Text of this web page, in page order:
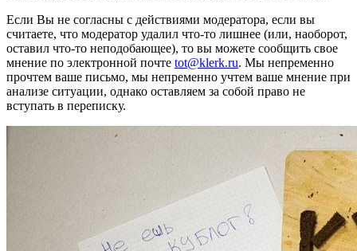
Если Вы не согласны с действиями модератора, если вы
считаете, что модератор удалил что-то лишнее (или, наоборот,
оставил что-то неподобающее), то вы можете сообщить свое
мнение по электронной почте tot@klerk.ru. Мы непременно
прочтем ваше письмо, мы непременно учтем ваше мнение при
анализе ситуации, однако оставляем за собой право не
вступать в переписку.